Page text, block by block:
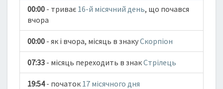
00:00 - триває 16-й місячний день, що почався
вчора
00:00 - як і вчора, місяць в знакуСкорпіон
07:33 - місяць переходить в знакСтрілець
19:54- початок 17 місячного дня